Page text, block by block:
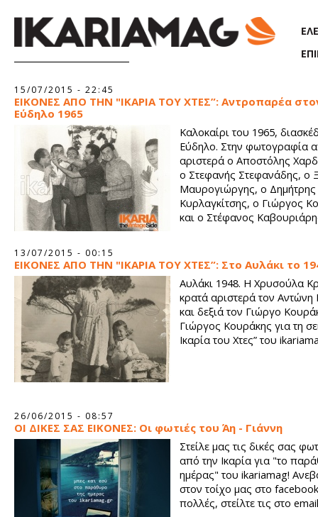
15/07/2015 - 22:45
ΕΙΚΟΝΕΣ ΑΠΟ ΤΗΝ "ΙΚΑΡΙΑ ΤΟΥ ΧΤΕΣ”: Αντροπαρέα
Εύδηλο 1965
Καλοκαίρι του 1965,
Εύδηλο. Στην φωτογραφία
αριστερά ο Αποστόλης
ο Στεφανής Στεφανάδης, ο
Μαυρογιώργης, ο Δημήτρης
Κυρλαγκίτσης, ο Γιώργος
και ο Στέφανος
13/07/2015 - 00:15
ΕΙΚΟΝΕΣ ΑΠΟ ΤΗΝ "ΙΚΑΡΙΑ ΤΟΥ ΧΤΕΣ”: Στο Αυλάκι το
Αυλάκι 1948. Η Χρυσούλα
κρατά αριστερά τον
και δεξιά τον Γιώργο
Γιώργος Κουράκης για τη
Ικαρία του Χτες” του
26/06/2015 - 08:57
ΟΙ ΔΙΚΕΣ ΣΑΣ ΕΙΚΟΝΕΣ: Οι φωτιές του Άη - Γιάννη
Στείλε μας τις δικές σας
από την Ικαρία για "το
ημέρας" του ikariamag!
στον τοίχο μας στο
πολλές, στείλτε τις στο